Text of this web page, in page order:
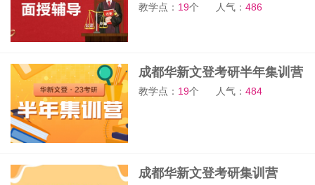
教学点： 19个 人气：486
成都华新文登考研半年集训营
教学点： 19个 人气：484
成都华新文登考研集训营